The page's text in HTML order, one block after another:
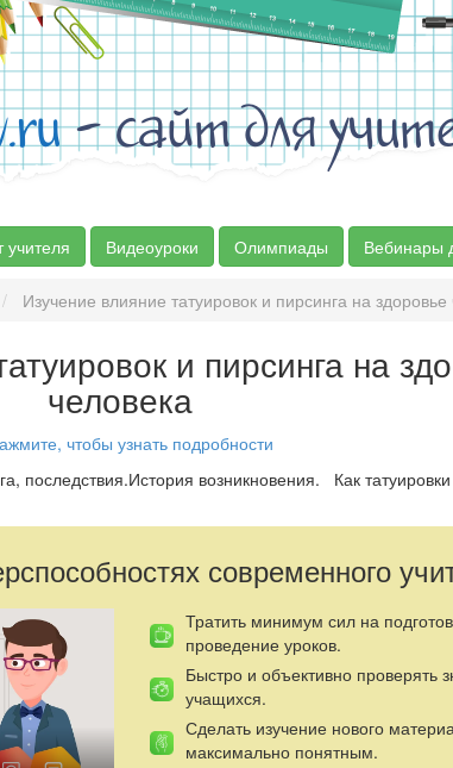
- сайт для
Видеоуроки Олимпиады Вебинары
Изучение влияние татуировок и пирсинга на здоровье
и пирсинга на
человека
последствия.История возникновения. Как
современного
Тратить минимум сил на
проведение уроков.
Быстро и объективно проверять
учащихся.
Сделать изучение нового
максимально понятным.